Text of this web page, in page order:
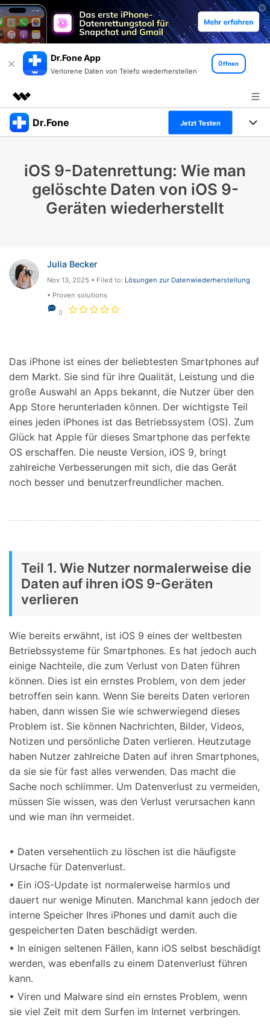
Dr.Fone App
Verlorene Daten von Telefo wiederherstellen
Öffnen
Top-Produkte
Dienstprogramme
Überblick
Lösungen
Presseraum
Support
Dr.Fone Jetzt Testen
Alles-in-einem-Toolkit
Weitere Tools und Apps
Lösungen
Entdecken Sie weitere Dr.Fone-Lösungen
Lernen und Unterstützung
Hilfe und Unterstützung erhalten
DOWNLOAD Anmelden
iOS 9-Datenrettung: Wie man
gelöschte Daten von iOS 9-
Geräten wiederherstellt
Julia Becker
Nov 13, 2025 • Filed to: Lösungen zur Datenwiederherstellung
• Proven solutions
0
Das iPhone ist eines der beliebtesten Smartphones auf
dem Markt. Sie sind für ihre Qualität, Leistung und die
große Auswahl an Apps bekannt, die Nutzer über den
App Store herunterladen können. Der wichtigste Teil
eines jeden iPhones ist das Betriebssystem (OS). Zum
Glück hat Apple für dieses Smartphone das perfekte
OS erschaffen. Die neuste Version, iOS 9, bringt
zahlreiche Verbesserungen mit sich, die das Gerät
noch besser und benutzerfreundlicher machen.
Teil 1. Wie Nutzer normalerweise die
Daten auf ihren iOS 9-Geräten
verlieren
Wie bereits erwähnt, ist iOS 9 eines der weltbesten
Betriebssysteme für Smartphones. Es hat jedoch auch
einige Nachteile, die zum Verlust von Daten führen
können. Dies ist ein ernstes Problem, von dem jeder
betroffen sein kann. Wenn Sie bereits Daten verloren
haben, dann wissen Sie wie schwerwiegend dieses
Problem ist. Sie können Nachrichten, Bilder, Videos,
Notizen und persönliche Daten verlieren. Heutzutage
haben Nutzer zahlreiche Daten auf ihren Smartphones,
da sie sie für fast alles verwenden. Das macht die
Sache noch schlimmer. Um Datenverlust zu vermeiden,
müssen Sie wissen, was den Verlust verursachen kann
und wie man ihn vermeidet.
• Daten versehentlich zu löschen ist die häufigste
Ursache für Datenverlust.
• Ein iOS-Update ist normalerweise harmlos und
dauert nur wenige Minuten. Manchmal kann jedoch der
interne Speicher Ihres iPhones und damit auch die
gespeicherten Daten beschädigt werden.
• In einigen seltenen Fällen, kann iOS selbst beschädigt
werden, was ebenfalls zu einem Datenverlust führen
kann.
• Viren und Malware sind ein ernstes Problem, wenn
sie viel Zeit mit dem Surfen im Internet verbringen.